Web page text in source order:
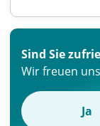
Sind Sie
Wir freuen
Ja